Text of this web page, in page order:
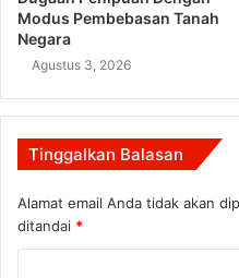
Modus Pembebasan Tanah
Negara
Agustus 3, 2026
Tinggalkan Balasan
Alamat email Anda tidak akan
ditandai *